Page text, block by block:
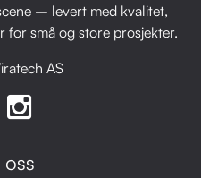
– levert med kvalitet,
for små og store prosjekter.
AS